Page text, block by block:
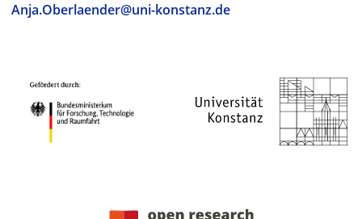
Anja.Oberlaender@uni-konstanz.de